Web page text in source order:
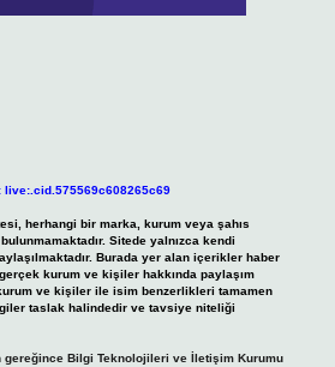
live:.cid.575569c608265c69
herhangi bir marka, kurum veya şahıs
Sitede yalnızca kendi
Burada yer alan içerikler haber
kurum ve kişiler hakkında paylaşım
ve kişiler ile isim benzerlikleri tamamen
taslak halindedir ve tavsiye niteliği
gereğince Bilgi Teknolojileri ve İletişim Kurumu